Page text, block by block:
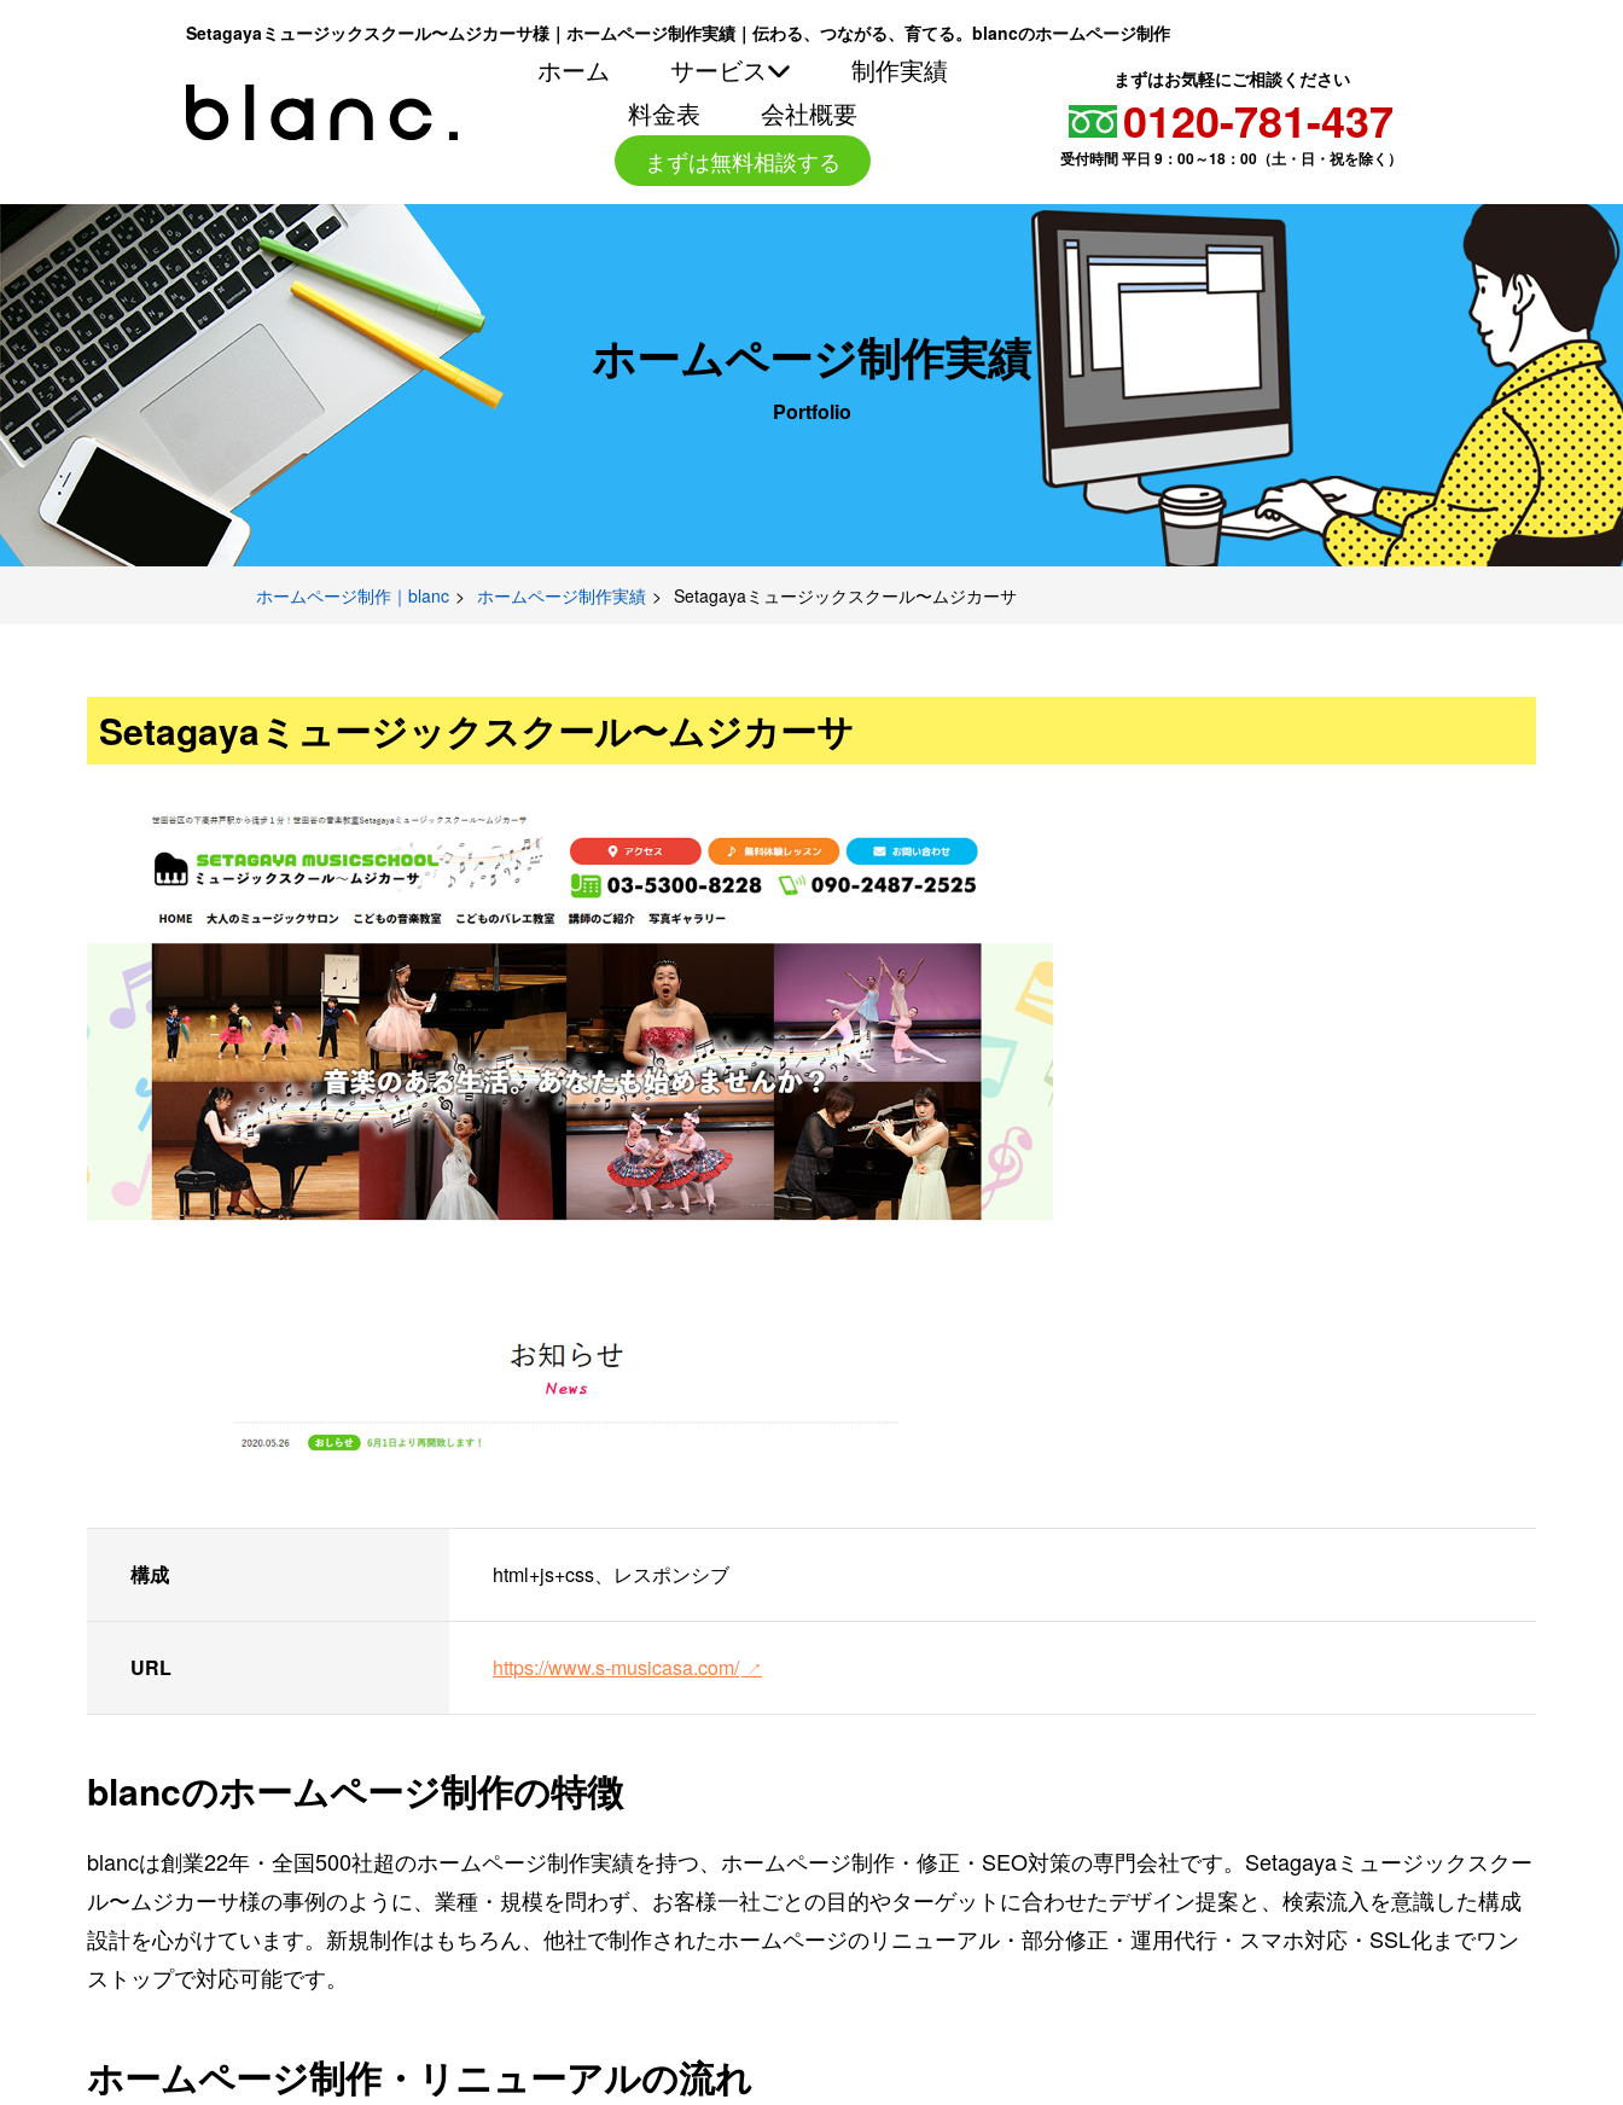
Setagayaミュージックスクール〜ムジカーサ様｜ホームページ制作実績｜伝わる、つながる、育てる。blancのホームページ制作
ホーム サービス
制作実績
料金表
会社概要
まずは無料相談する
まずはお気軽にご相談ください
0120-781-437
受付時間 平日 9：00～18：00（土・日・祝を除く）
ホームページ制作実績
Portfolio
ホームページ制作｜blanc ホームページ制作実績 Setagayaミュージックスクール〜ムジカーサ
Setagayaミュージックスクール〜ムジカーサ
構成 html+js+css、レスポンシブ
URL https://www.s-musicasa.com/
blancのホームページ制作の特徴
blancは創業22年・全国500社超のホームページ制作実績を持つ、ホームページ制作・修正・SEO対策の専門会社です。 Setagayaミュージックスクー
ル〜ムジカーサ様の事例のように、業種・規模を問わず、お客様一社ごとの目的やターゲットに合わせたデザイン提案と、検索流入を意識した構成
設計を心がけています。新規制作はもちろん、他社で制作されたホームページのリニューアル・部分修正・運用代行・スマホ対応・SSL化までワン
ストップで対応可能です。
ホームページ制作・リニューアルの流れ